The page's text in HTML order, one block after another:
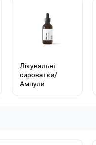
Лікувальні
сироватки/
Ампули